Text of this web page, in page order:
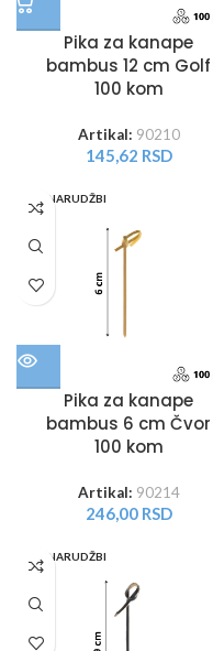
Pika za kanape
bambus 12 cm Golf
100 kom
Artikal: 90210
145,62 RSD
PO NARUDŽBI
Pika za kanape
bambus 6 cm Čvor
100 kom
Artikal: 90214
246,00 RSD
PO NARUDŽBI